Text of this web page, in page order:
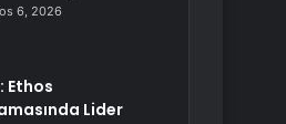
6, 2026
Ethos
Lider